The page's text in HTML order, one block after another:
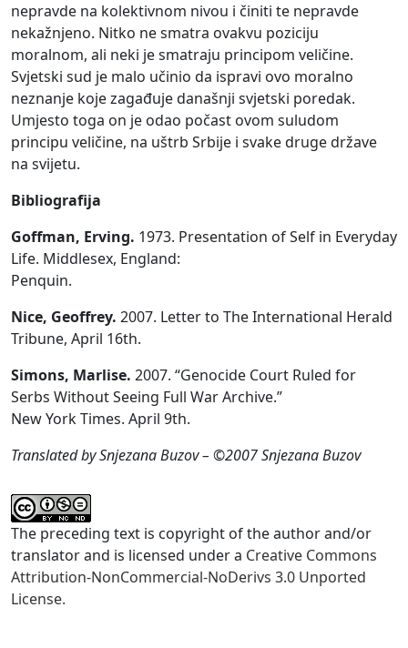
nepravde na kolektivnom nivou i činiti te nepravde
nekažnjeno. Nitko ne smatra ovakvu poziciju
moralnom, ali neki je smatraju principom veličine.
Svjetski sud je malo učinio da ispravi ovo moralno
neznanje koje zagađuje današnji svjetski poredak.
Umjesto toga on je odao počast ovom suludom
principu veličine, na uštrb Srbije i svake druge države
na svijetu.
Bibliografija
Goffman, Erving. 1973. Presentation of Self in Everyday
Life. Middlesex, England:
Penquin.
Nice, Geoffrey. 2007. Letter to The International Herald
Tribune, April 16th.
Simons, Marlise. 2007. “Genocide Court Ruled for
Serbs Without Seeing Full War Archive.”
New York Times. April 9th.
Translated by Snjezana Buzov – ©2007 Snjezana Buzov
The preceding text is copyright of the author and/or
translator and is licensed under a Creative Commons
Attribution-NonCommercial-NoDerivs 3.0 Unported
License.